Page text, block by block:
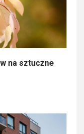
na sztuczne